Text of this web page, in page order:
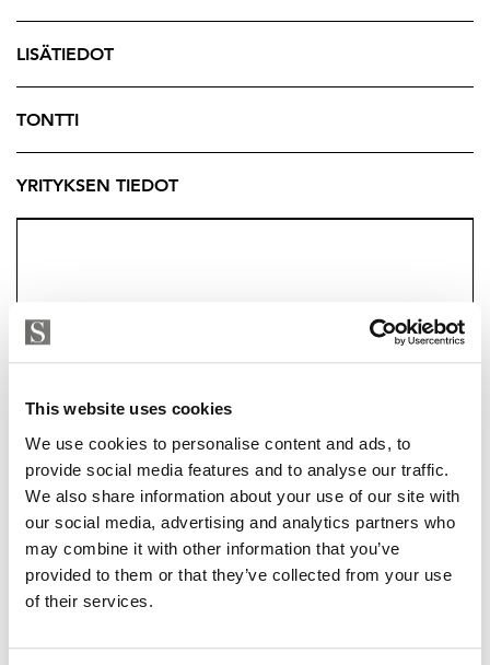
This website uses cookies
We use cookies to personalise content and ads, to
provide social media features and to analyse our traffic.
We also share information about your use of our site with
our social media, advertising and analytics partners who
may combine it with other information that you’ve
provided to them or that they’ve collected from your use
of their services.
TUUKKA HAKKARAINEN
tuukka.hakkarainen@strand.fi
+358 40 174 3010
LISÄTIEDOT
TONTTI
YRITYKSEN TIEDOT